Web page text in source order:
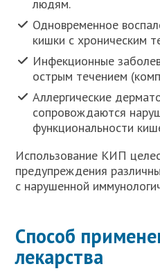
людям.
Одновременное
кишки с хроническим
Инфекционные
острым течением
Аллергические
сопровождаются
функциональности
Использование КИП
предупреждения
с нарушенной
Способ
лекарства